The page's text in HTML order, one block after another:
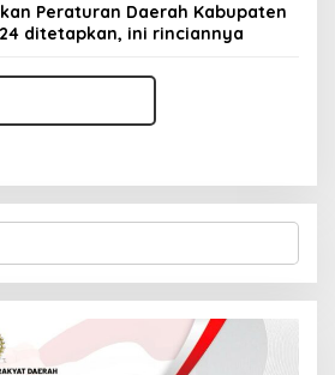
Peraturan Daerah Kabupaten
ditetapkan, ini rinciannya